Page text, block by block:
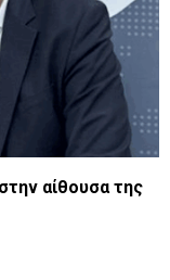
αίθουσα της